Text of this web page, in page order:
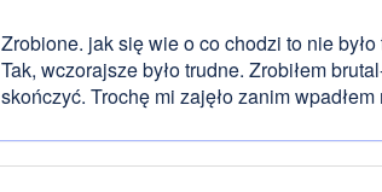
Zrobione. jak się wie o co chodzi to nie było
Tak, wczorajsze było trudne. Zrobiłem
skończyć. Trochę mi zajęło zanim